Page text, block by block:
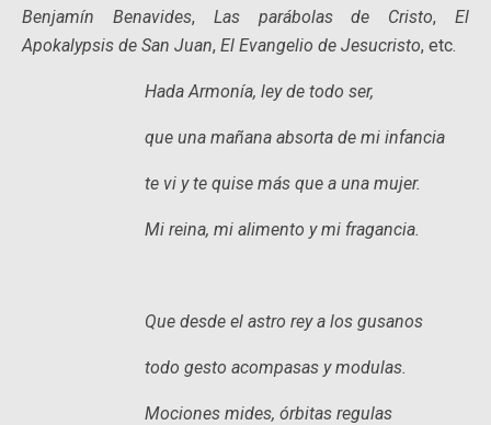
Benjamín Benavides, Las parábolas de Cristo,El
Apokalypsis de San Juan, El Evangelio de Jesucristo, etc.
Hada Armonía, ley de todo ser,
que una mañana absorta de mi infancia
te vi y te quise más que a una mujer.
Mi reina, mi alimento y mi fragancia.
Que desde el astro rey a los gusanos
todo gesto acompasas y modulas.
Mociones mides, órbitas regulas